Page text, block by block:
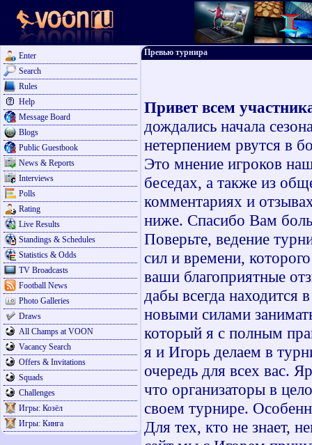
Enter
Search
Rules
Help
Message Board
Blogs
Public Guestbook
News & Reports
Interviews
Polls
Rating
Live Results
Standings & Schedules
Statistics & Odds
TV Broadcasts
Football News
Photo Galleries
Draws
All Champs at VOON
Vacancy Search
Offers & Invitations
Squads
Challenges
Игры: Козёл
Игры: Кинга
Превью турнира
Привет всем
дождались начала
нетерпением рвутся в
Это мнение игроков
беседах, а также из
комментариях и
ниже. Спасибо Вам
Поверьте, ведение
сил и времени,
ваши благоприятные
дабы всегда находится
новыми силами
который я с полным
я и Игорь делаем в
очередь для всех вас.
что организаторы в
своем турнире.
Для тех, кто не знает,